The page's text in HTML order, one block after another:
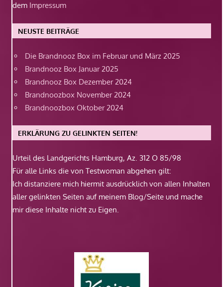
dem Impressum
NEUSTE BEITRÄGE
Die Brandnooz Box im Februar und März 2025
Brandnooz Box Januar 2025
Brandnooz Box Dezember 2024
Brandnoozbox November 2024
Brandnoozbox Oktober 2024
ERKLÄRUNG ZU GELINKTEN SEITEN!
Urteil des Landgerichts Hamburg, Az. 312 O 85/98
Für alle Links die von Testwoman abgehen gilt:
Ich distanziere mich hiermit ausdrücklich von allen Inhalten
aller gelinkten Seiten auf meinem Blog/Seite und mache
mir diese Inhalte nicht zu Eigen.